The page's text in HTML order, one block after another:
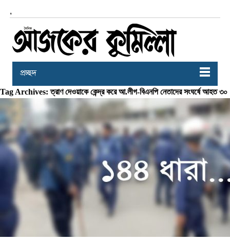
,
প্রচ্ছদ
Tag Archives: ত্রাণ দেওয়াকে কেন্দ্র করে আ.লীগ-বিএনপি নেতাদের সংঘর্ষে আহত ৩০